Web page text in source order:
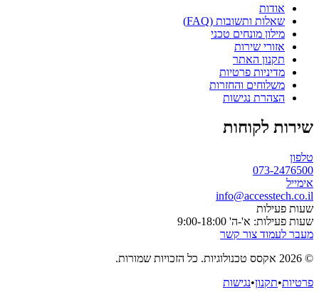
אודות
שאלות ותשובות (FAQ)
מילון מונחים טכני
אזורי שירות
תקנון האתר
מדיניות פרטיות
משלוחים והחזרות
הצהרת נגישות
שירות לקוחות
טלפון
073-2476500
אימייל
info@accesstech.co.il
שעות פעילות
שעות פעילות: א'-ה' 9:00-18:00
מעבר לעמוד צור קשר
© 2026 אקסס טכנולוגיות. כל הזכויות שמורות.
פרטיות•תקנון•נגישות